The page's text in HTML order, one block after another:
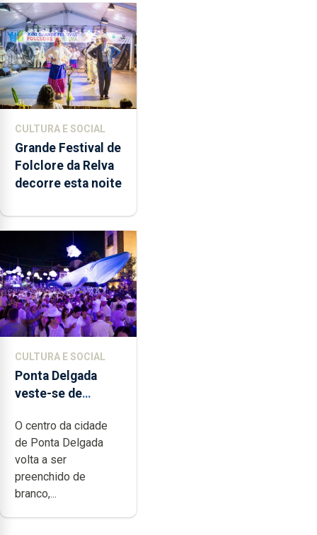
uma música”
CULTURA E SOCIAL
Grande Festival de
Folclore da Relva
decorre esta noite
CULTURA E SOCIAL
Ponta Delgada
veste-se de
O centro da cidade
de Ponta Delgada
volta a ser
preenchido de
branco,...